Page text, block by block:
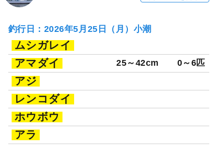
釣行日：2026年5月25日（月）小潮
ムシガレイ
アマダイ
25～42cm 0～6匹
アジ
レンコダイ
ホウボウ
アラ